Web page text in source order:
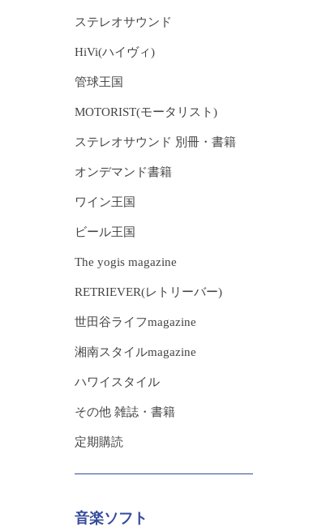
ステレオサウンド
HiVi(ハイヴィ)
管球王国
MOTORIST(モータリスト)
ステレオサウンド 別冊・書籍
オンデマンド書籍
ワイン王国
ビール王国
The yogis magazine
RETRIEVER(レトリーバー)
世田谷ライフmagazine
湘南スタイルmagazine
ハワイスタイル
その他 雑誌・書籍
定期購読
音楽ソフト